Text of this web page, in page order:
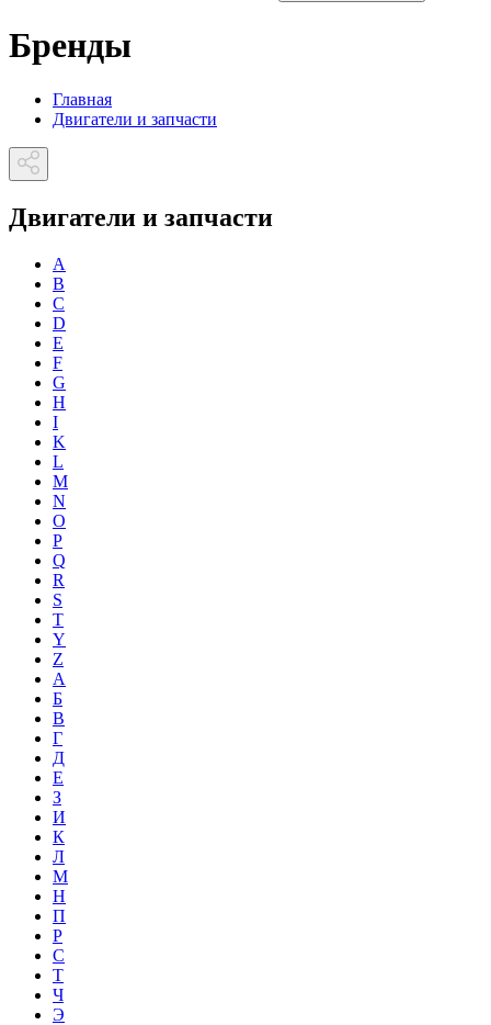
Бренды
Главная
Двигатели и запчасти
Двигатели и запчасти
A
B
C
D
E
F
G
H
I
K
L
M
N
O
P
Q
R
S
T
Y
Z
А
Б
В
Г
Д
Е
З
И
К
Л
М
Н
П
Р
С
Т
Ч
Э